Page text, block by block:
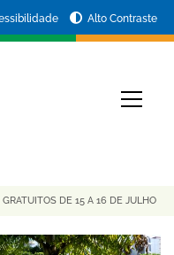
Alto Contraste
DE 15 A 16 DE JULHO